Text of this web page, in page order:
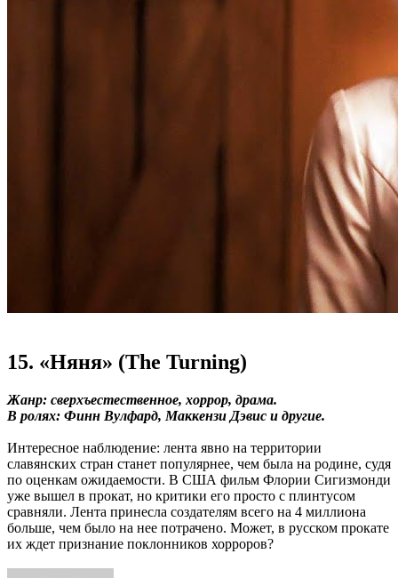
15. «Няня» (The Turning)
Жанр: сверхъестественное, хоррор, драма.
В ролях: Финн Вулфард, Маккензи Дэвис и другие.
Интересное наблюдение: лента явно на территории
славянских стран станет популярнее, чем была на родине, судя
по оценкам ожидаемости. В США фильм Флории Сигизмонди
уже вышел в прокат, но критики его просто с плинтусом
сравняли. Лента принесла создателям всего на 4 миллиона
больше, чем было на нее потрачено. Может, в русском прокате
их ждет признание поклонников хорроров?